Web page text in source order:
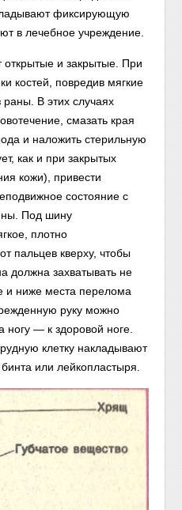
фиксирующую
в лечебное учреждение.
открытые и закрытые. При
костей, повредив мягкие
раны. В этих случаях
смазать края
и наложить стерильную
как и при закрытых
кожи), привести
состояние с
Под шину
плотно
пальцев кверху, чтобы
должна захватывать не
и ниже места перелома
руку можно
ногу — к здоровой ноге.
клетку накладывают
или лейкопластыря.